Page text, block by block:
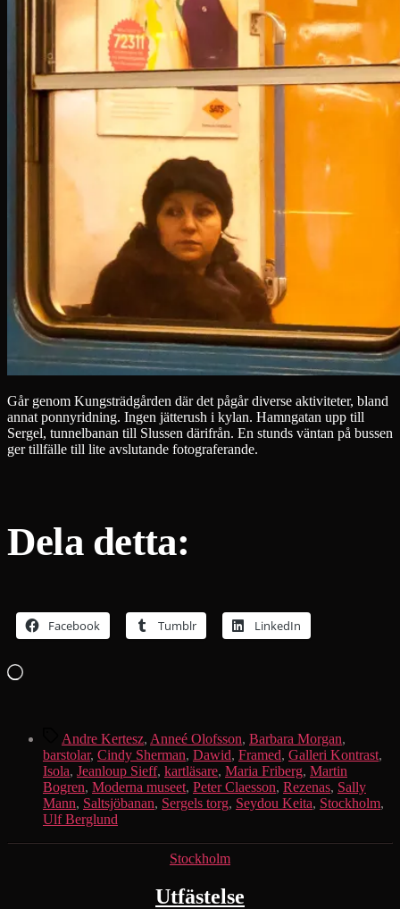
Går genom Kungsträdgården där det pågår diverse aktiviteter, bland
annat ponnyridning. Ingen jätterush i kylan. Hamngatan upp till
Sergel, tunnelbanan till Slussen därifrån. En stunds väntan på bussen
ger tillfälle till lite avslutande fotograferande.
Dela detta:
Facebook Tumblr LinkedIn
Laddar
Etiketter
Andre Kertesz, Anneé Olofsson, Barbara Morgan,
barstolar, Cindy Sherman, Dawid, Framed, Galleri Kontrast,
Isola, Jeanloup Sieff, kartläsare, Maria Friberg, Martin
Bogren, Moderna museet, Peter Claesson, Rezenas, Sally
Mann, Saltsjöbanan, Sergels torg, Seydou Keita, Stockholm,
Ulf Berglund
Kategorier
Stockholm
Utfästelse